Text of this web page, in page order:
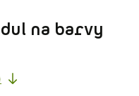
na barvy